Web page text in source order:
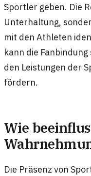
Sportler geben. Die
Unterhaltung,
mit den Athleten
kann die
den Leistungen der
fördern.
Wie
Die Präsenz von